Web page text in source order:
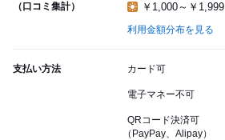
（口コミ集計）
￥1,000～￥1,999
利用金額分布を見る
支払い方法 カード可
電子マネー不可
QRコード決済可
（PayPay、Alipay）